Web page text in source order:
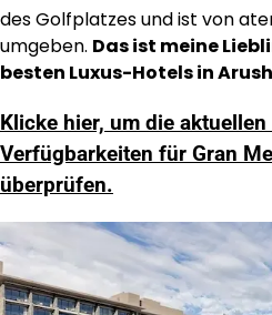
des Golfplatzes und ist von
umgeben. Das ist meine
besten Luxus-Hotels in
Klicke hier, um die aktuellen
Verfügbarkeiten für Gran
überprüfen.